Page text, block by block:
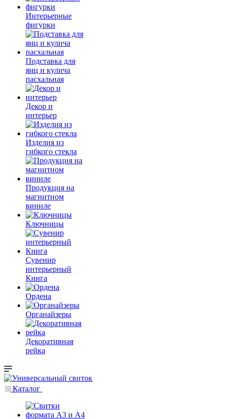
Интерьерные
фигурки
Подставка для
яиц и кулича
пасхальная
Декор и
интерьер
Изделия из
гибкого стекла
Продукция на
магнитном
виниле
Ключницы
Сувенир
интерьерный
Книга
Ордена
Органайзеры
Декоративная
рейка
Каталог